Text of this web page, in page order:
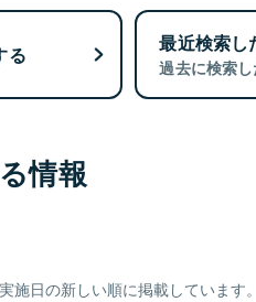
る 最近検索し
過去に検索し
情報
日の新しい順に掲載しています。